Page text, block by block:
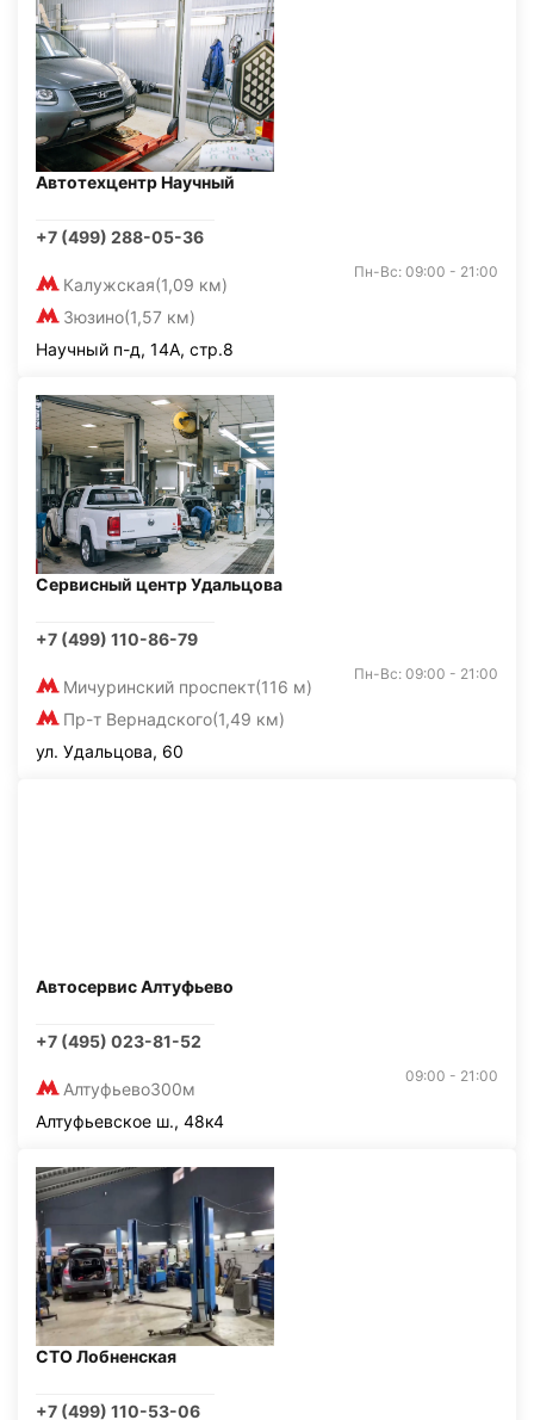
Автотехцентр Научный
+7 (499) 288-05-36
Калужская(1,09 км)
Зюзино(1,57 км)
Пн-Вс: 09:00 - 21:00
Научный п-д, 14А, стр.8
Сервисный центр Удальцова
+7 (499) 110-86-79
Мичуринский проспект(116 м)
Пр-т Вернадского(1,49 км)
Пн-Вс: 09:00 - 21:00
ул. Удальцова, 60
Автосервис Алтуфьево
+7 (495) 023-81-52
Алтуфьево300м
09:00 - 21:00
Алтуфьевское ш., 48к4
СТО Лобненская
+7 (499) 110-53-06